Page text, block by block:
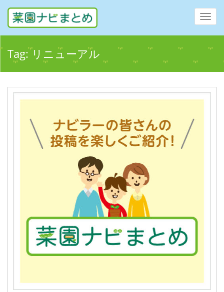
Tag:リニューアル